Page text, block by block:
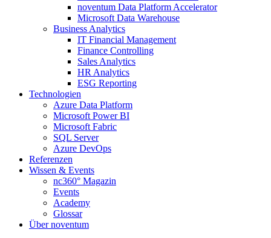
noventum Data Platform Accelerator
Microsoft Data Warehouse
Business Analytics
IT Financial Management
Finance Controlling
Sales Analytics
HR Analytics
ESG Reporting
Technologien
Azure Data Platform
Microsoft Power BI
Microsoft Fabric
SQL Server
Azure DevOps
Referenzen
Wissen & Events
nc360° Magazin
Events
Academy
Glossar
Über noventum